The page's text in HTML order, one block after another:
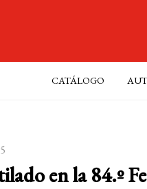
CATÁLOGO
en la 84.º